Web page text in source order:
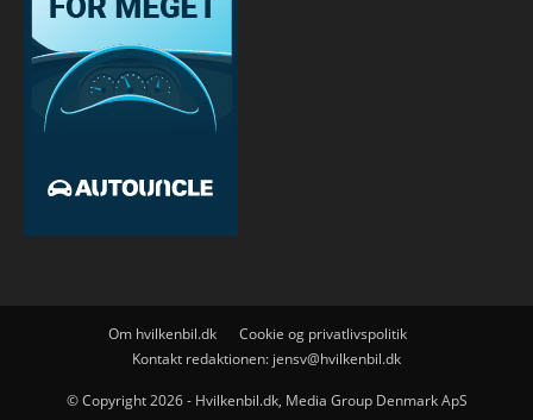
Om hvilkenbil.dk
Cookie og privatlivspolitik
Kontakt redaktionen: jensv@hvilkenbil.dk
© Copyright 2026 - Hvilkenbil.dk, Media Group Denmark ApS